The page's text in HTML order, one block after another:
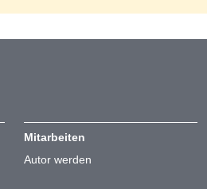
Mitarbeiten
Autor werden